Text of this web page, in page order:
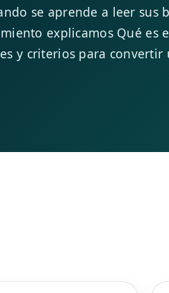
se aprende a leer sus
explicamos Qué es
y criterios para convertir